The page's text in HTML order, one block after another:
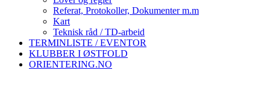
Referat, Protokoller, Dokumenter m.m
Kart
Teknisk råd / TD-arbeid
TERMINLISTE / EVENTOR
KLUBBER I ØSTFOLD
ORIENTERING.NO